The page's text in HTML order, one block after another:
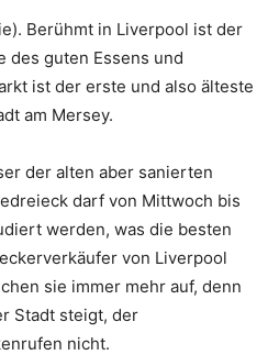
Berühmt in Liverpool ist der
des guten Essens und
ist der erste und also älteste
am Mersey.
der alten aber sanierten
darf von Mittwoch bis
werden, was die besten
von Liverpool
sie immer mehr auf, denn
Stadt steigt, der
nicht.